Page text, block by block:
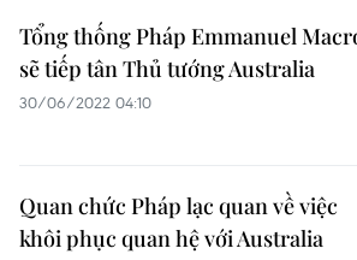
Tổng thống Pháp Emmanuel
sẽ tiếp tân Thủ tướng Australia
30/06/2022 04:10
Quan chức Pháp lạc quan về việc
khôi phục quan hệ với Australia